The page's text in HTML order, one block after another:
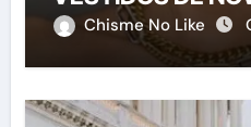
Chisme No Like